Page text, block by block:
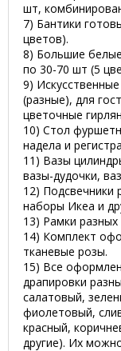
шт,
7) Бантики
цветов).
8) Большие
по 30-70 шт (5
9)
(разные), для
цветочные
10) Стол
надела и
11) Вазы
вазы-дудочки,
12) Подсвечники
наборы Икеа и
13) Рамки разных
14) Комплект
тканевые розы.
15) Все
драпировки
салатовый,
фиолетовый,
красный,
другие). Их